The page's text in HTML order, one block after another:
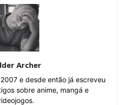
Archer
e desde então já escreveu
sobre anime, mangá e